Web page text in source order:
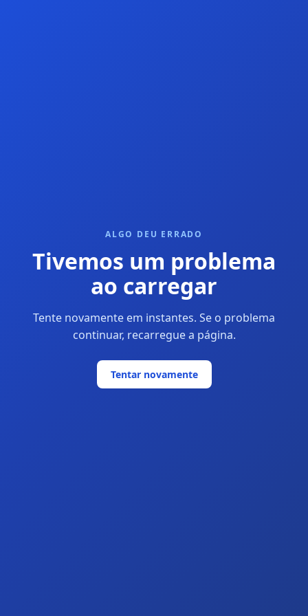
ALGO DEU ERRADO
Tivemos um problema
ao carregar
Tente novamente em instantes. Se o problema
continuar, recarregue a página.
Tentar novamente